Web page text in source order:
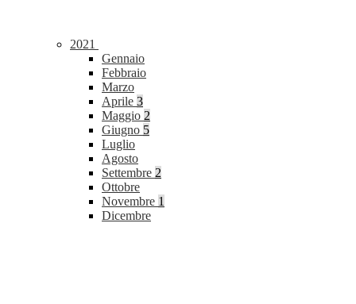
2021
Gennaio
Febbraio
Marzo
Aprile 3
Maggio 2
Giugno 5
Luglio
Agosto
Settembre 2
Ottobre
Novembre 1
Dicembre